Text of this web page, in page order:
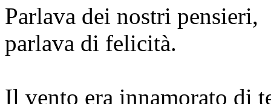
Parlava dei nostri pensieri,
parlava di felicità.
Il vento era innamorato di